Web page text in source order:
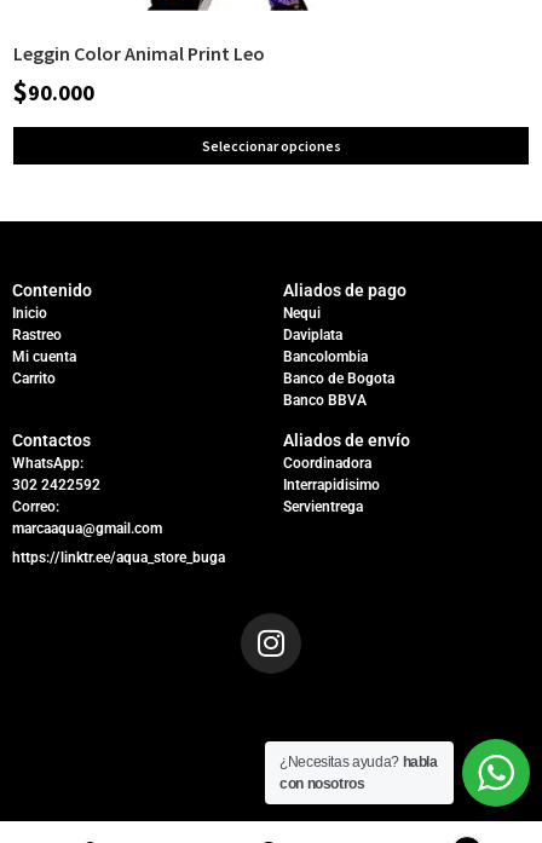
Leggin Color Animal Print Leo
$90.000
Seleccionar opciones
Contenido
Inicio
Rastreo
Mi cuenta
Carrito
Aliados de pago
Nequi
Daviplata
Bancolombia
Banco de Bogota
Banco BBVA
Contactos
WhatsApp:
302 2422592
Correo:
marcaaqua@gmail.com
https://linktr.ee/aqua_store_buga
Aliados de envío
Coordinadora
Interrapidisimo
Servientrega
¿Necesitas ayuda? habla
con nosotros